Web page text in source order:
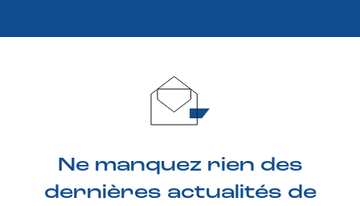
Ne manquez rien des
dernières actualités de